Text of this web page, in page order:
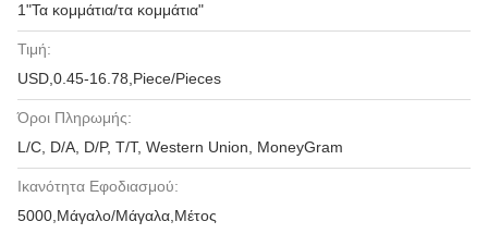
1"Τα κομμάτια/τα κομμάτια"
Τιμή:
USD,0.45-16.78,Piece/Pieces
Όροι Πληρωμής:
L/C, D/A, D/P, T/T, Western Union, MoneyGram
Ικανότητα Εφοδιασμού:
5000,Μάγαλο/Μάγαλα,Μέτος